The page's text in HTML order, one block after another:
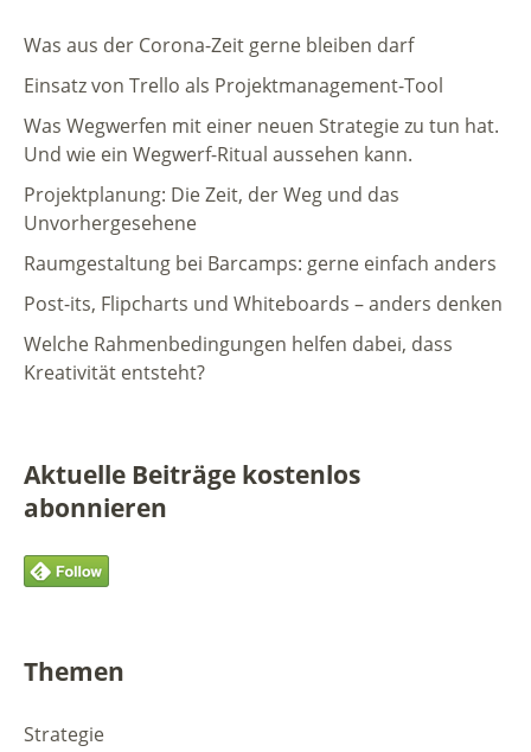
Was aus der Corona-Zeit gerne bleiben darf
Einsatz von Trello als Projektmanagement-Tool
Was Wegwerfen mit einer neuen Strategie zu tun hat.
Und wie ein Wegwerf-Ritual aussehen kann.
Projektplanung: Die Zeit, der Weg und das
Unvorhergesehene
Raumgestaltung bei Barcamps: gerne einfach anders
Post-its, Flipcharts und Whiteboards – anders denken
Welche Rahmenbedingungen helfen dabei, dass
Kreativität entsteht?
Aktuelle Beiträge kostenlos
abonnieren
Themen
Strategie